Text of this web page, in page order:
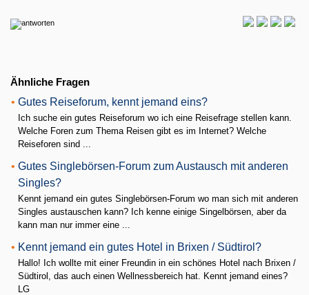
Ähnliche Fragen
• Gutes Reiseforum, kennt jemand eins?
Ich suche ein gutes Reiseforum wo ich eine Reisefrage stellen kann.
Welche Foren zum Thema Reisen gibt es im Internet? Welche
Reiseforen sind ...
• Gutes Singlebörsen-Forum zum Austausch mit anderen
Singles?
Kennt jemand ein gutes Singlebörsen-Forum wo man sich mit anderen
Singles austauschen kann? Ich kenne einige Singelbörsen, aber da
kann man nur immer eine ...
• Kennt jemand ein gutes Hotel in Brixen / Südtirol?
Hallo! Ich wollte mit einer Freundin in ein schönes Hotel nach Brixen /
Südtirol, das auch einen Wellnessbereich hat. Kennt jemand eines?
LG